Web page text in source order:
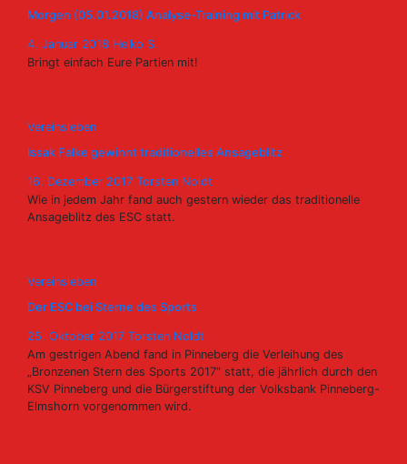
Morgen (05.01.2018) Analyse-Training mit Patrick
4. Januar 2018 Heiko S.
Bringt einfach Eure Partien mit!
Vereinsleben
Issak Falke gewinnt traditionelles Ansageblitz
16. Dezember 2017 Torsten Noldt
Wie in jedem Jahr fand auch gestern wieder das traditionelle
Ansageblitz des ESC statt.
Vereinsleben
Der ESC bei Sterne des Sports
25. Oktober 2017 Torsten Noldt
Am gestrigen Abend fand in Pinneberg die Verleihung des
„Bronzenen Stern des Sports 2017“ statt, die jährlich durch den
KSV Pinneberg und die Bürgerstiftung der Volksbank Pinneberg-
Elmshorn vorgenommen wird.